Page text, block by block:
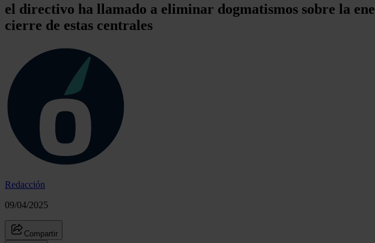
el directivo ha llamado a eliminar dogmatismos sobre la
cierre de estas centrales
Redacción
09/04/2025
Compartir